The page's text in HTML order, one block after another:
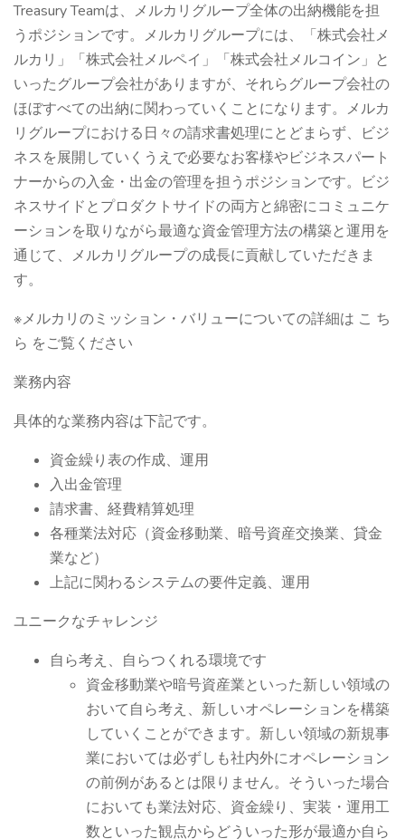
Treasury Teamは、メルカリグループ全体の出納機能を担
うポジションです。メルカリグループには、「株式会社メ
ルカリ」「株式会社メルペイ」「株式会社メルコイン」と
いったグループ会社がありますが、それらグループ会社の
ほぼすべての出納に関わっていくことになります。メルカ
リグループにおける日々の請求書処理にとどまらず、ビジ
ネスを展開していくうえで必要なお客様やビジネスパート
ナーからの入金・出金の管理を担うポジションです。ビジ
ネスサイドとプロダクトサイドの両方と綿密にコミュニケ
ーションを取りながら最適な資金管理方法の構築と運用を
通じて、メルカリグループの成長に貢献していただきま
す。
※メルカリのミッション・バリューについての詳細は こ ち
ら をご覧ください
業務内容
具体的な業務内容は下記です。
資金繰り表の作成、運用
入出金管理
請求書、経費精算処理
各種業法対応（資金移動業、暗号資産交換業、貸金
業など）
上記に関わるシステムの要件定義、運用
ユニークなチャレンジ
自ら考え、自らつくれる環境です
資金移動業や暗号資産業といった新しい領域の
おいて自ら考え、新しいオペレーションを構築
していくことができます。新しい領域の新規事
業においては必ずしも社内外にオペレーション
の前例があるとは限りません。そういった場合
においても業法対応、資金繰り、実装・運用工
数といった観点からどういった形が最適か自ら